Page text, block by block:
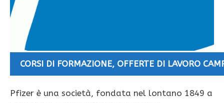
CORSI DI FORMAZIONE, OFFERTE DI LAVORO
Pfizer è una società, fondata nel lontano 1849 a